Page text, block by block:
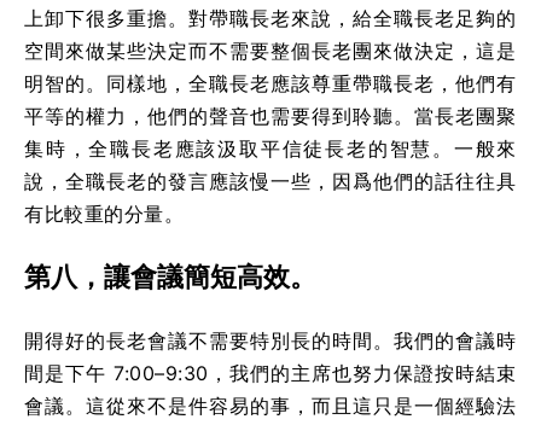
上卸下很多重擔。對帶職長老來說，給全職長老足夠的
空間來做某些決定而不需要整個長老團來做決定，這是
明智的。同樣地，全職長老應該尊重帶職長老，他們有
平等的權力，他們的聲音也需要得到聆聽。當長老團聚
集時，全職長老應該汲取平信徒長老的智慧。一般來
說，全職長老的發言應該慢一些，因爲他們的話往往具
有比較重的分量。
第八，讓會議簡短高效。
開得好的長老會議不需要特別長的時間。我們的會議時
間是下午 7:00–9:30，我們的主席也努力保證按時結束
會議。這從來不是件容易的事，而且這只是一個經驗法